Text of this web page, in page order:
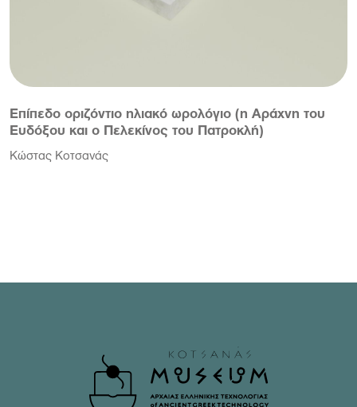
Επίπεδο οριζόντιο ηλιακό ωρολόγιο (η Αράχνη του
Ευδόξου και ο Πελεκίνος του Πατροκλή)
Κώστας Κοτσανάς